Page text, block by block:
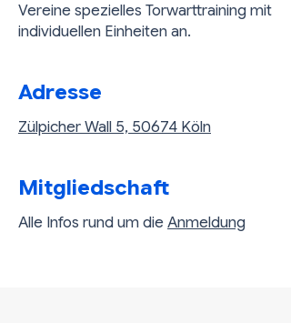
Vereine spezielles Torwarttraining mit
individuellen Einheiten an.
Adresse
Zülpicher Wall 5, 50674 Köln
Mitgliedschaft
Alle Infos rund um dieAnmeldung